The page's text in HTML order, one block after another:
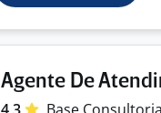
Agente De